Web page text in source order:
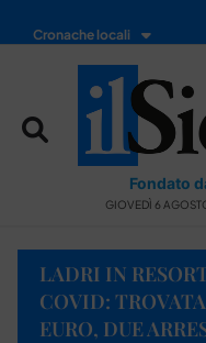
Cronache locali
Fondato
GIOVEDÌ 6
LADRI IN
COVID:
EURO, DUE